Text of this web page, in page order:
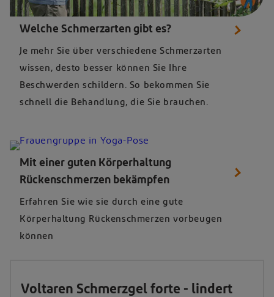
Ein Mann und eine Frau, die auf ein Buch schauen
Welche Schmerzarten gibt es?
Je mehr Sie über verschiedene Schmerzarten
wissen, desto besser können Sie Ihre
Beschwerden schildern. So bekommen Sie
schnell die Behandlung, die Sie brauchen.
Mit einer guten Körperhaltung
Rückenschmerzen bekämpfen
Erfahren Sie wie sie durch eine gute
Körperhaltung Rückenschmerzen vorbeugen
können
Voltaren Schmerzgel forte - lindert